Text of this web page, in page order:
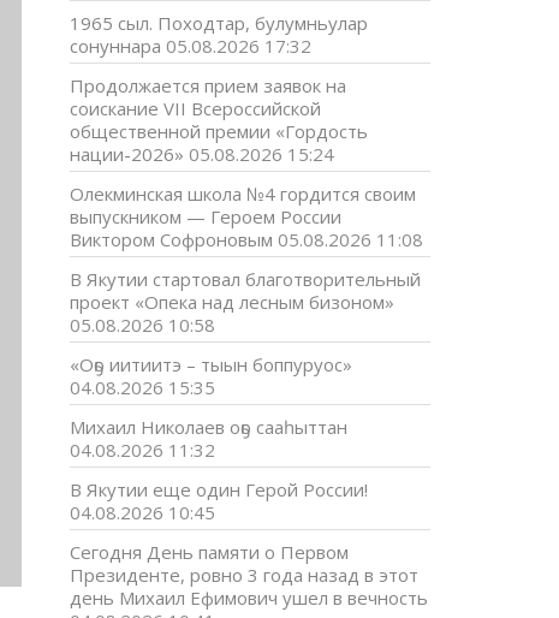
1965 сыл. Походтар, булумньулар
сонуннара 05.08.2026 17:32
Продолжается прием заявок на
соискание VII Всероссийской
общественной премии «Гордость
нации-2026» 05.08.2026 15:24
Олекминская школа №4 гордится своим
выпускником — Героем России
Виктором Софроновым 05.08.2026 11:08
В Якутии стартовал благотворительный
проект «Опека над лесным бизоном»
05.08.2026 10:58
«Оҕо иитиитэ – тыын боппуруос»
04.08.2026 15:35
Михаил Николаев оҕо сааһыттан
04.08.2026 11:32
В Якутии еще один Герой России!
04.08.2026 10:45
Сегодня День памяти о Первом
Президенте, ровно 3 года назад в этот
день Михаил Ефимович ушел в вечность